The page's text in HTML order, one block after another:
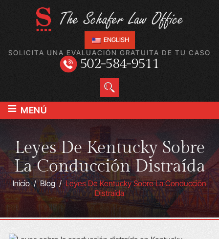
ENGLISH
SOLICITA UNA EVALUACIÓN GRATUITA DE TU CASO
502-584-9511
≡ MENÚ
Leyes De Kentucky Sobre
La Conducción Distraída
Inicio/Blog/Leyes De Kentucky Sobre La Conducción
Distraída